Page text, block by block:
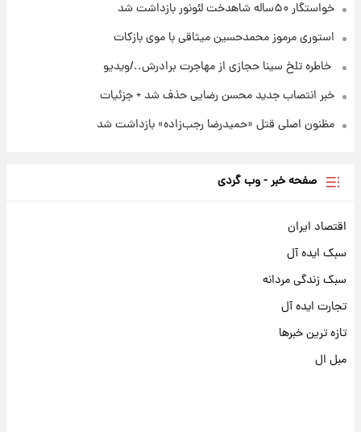
خواستگار ۵۰ساله شاهدخت لئونور بازداشت شد
استوری مرموز محمدحسین میثاقی با موی بازکات
⁨ خاطره تلخ سینا حجازی از مهاجرت برادرش../ویدیو
خبر انتصاب جدید محسن رضایی حذف شد + جزئیات
مظنون اصلی قتل «حمیدرضا رجب‌زاده» بازداشت شد
صفحه خبر - وب گردی
اقتصاد ایران
سبک ایده آل
سبک زندگی مردانه
تجارت ایده آل
تازه ترین خبرها
مبل ال